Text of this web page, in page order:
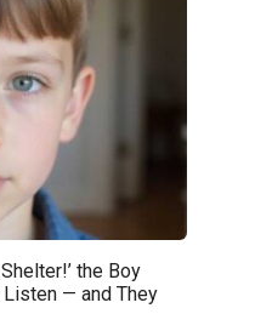
the Boy
Listen — and They